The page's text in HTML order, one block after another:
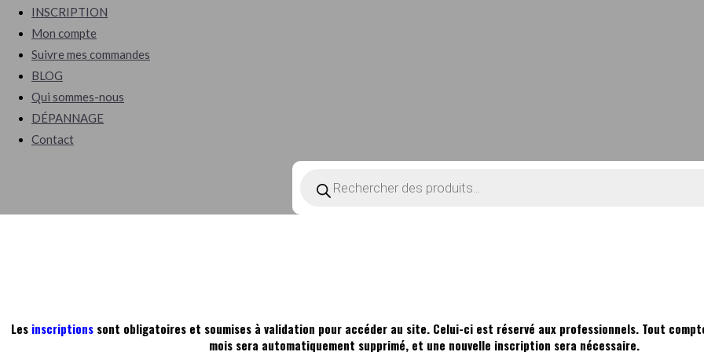
INSCRIPTION
Mon compte
Suivre mes commandes
BLOG
Qui sommes-nous
DÉPANNAGE
Contact
Les inscriptions sont obligatoires et soumises à validation pour accéder au site. Celui-ci est réservé aux professionnels. Tout
mois sera automatiquement supprimé, et une nouvelle inscription sera nécessaire.